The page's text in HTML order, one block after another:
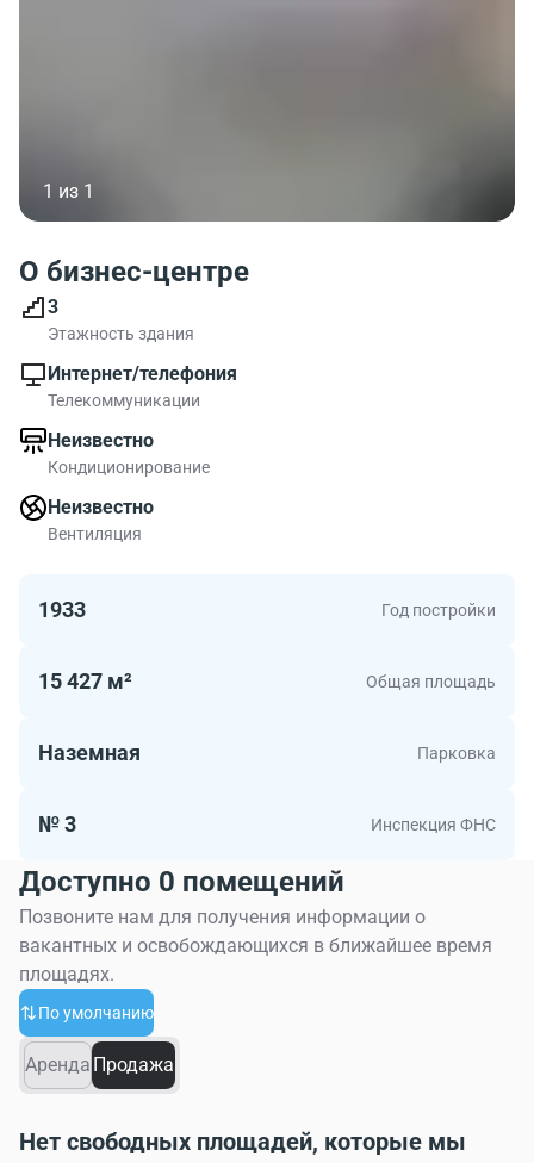
1 из 1
О бизнес-центре
3
Этажность здания
Интернет/телефония
Телекоммуникации
Неизвестно
Кондиционирование
Неизвестно
Вентиляция
1933 Год постройки
15 427 м² Общая площадь
Наземная Парковка
№ 3 Инспекция ФНС
Доступно 0 помещений
Позвоните нам для получения информации о
вакантных и освобождающихся в ближайшее время
площадях.
По умолчанию
Аренда Продажа
Нет свободных площадей, которые мы